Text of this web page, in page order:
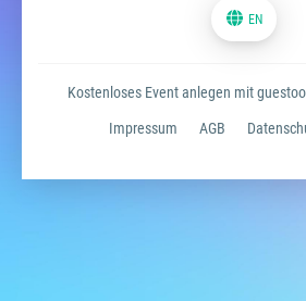
EN
Kostenloses Event anlegen mit guestoo
Impressum AGB